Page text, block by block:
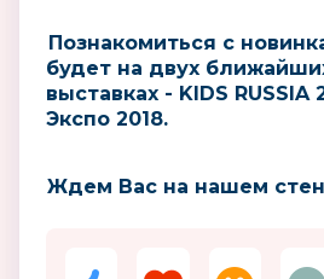
Познакомиться с
будет на двух
выставках - KIDS RUSSIA
Экспо 2018.
Ждем Вас на нашем